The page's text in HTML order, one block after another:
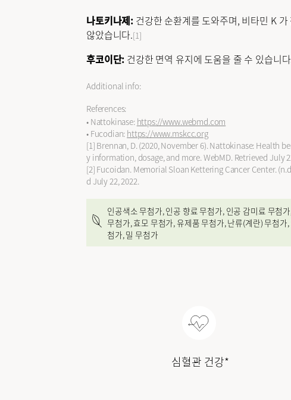
나토키나제: 건강한 순환계를 도와주며, 비타민 K 가
않았습니다.[1]
후코이단: 건강한 면역 유지에 도움을 줄 수 있습니
Additional info:
References:
• Nattokinase: https://www.webmd.com
• Fucodian: https://www.mskcc.org
[1] Brennan, D. (2020, November 6). Nattokinase: Health
y information, dosage, and more. WebMD. Retrieved July
[2] Fucoidan. Memorial Sloan Kettering Cancer Center.
d July 22, 2022.
인공색소 무첨가, 인공 향료 무첨가, 인공 감미료 무첨
무첨가, 효모 무첨가, 유제품 무첨가, 난류(계란) 무첨가
첨가, 밀 무첨가
심혈관 건강*